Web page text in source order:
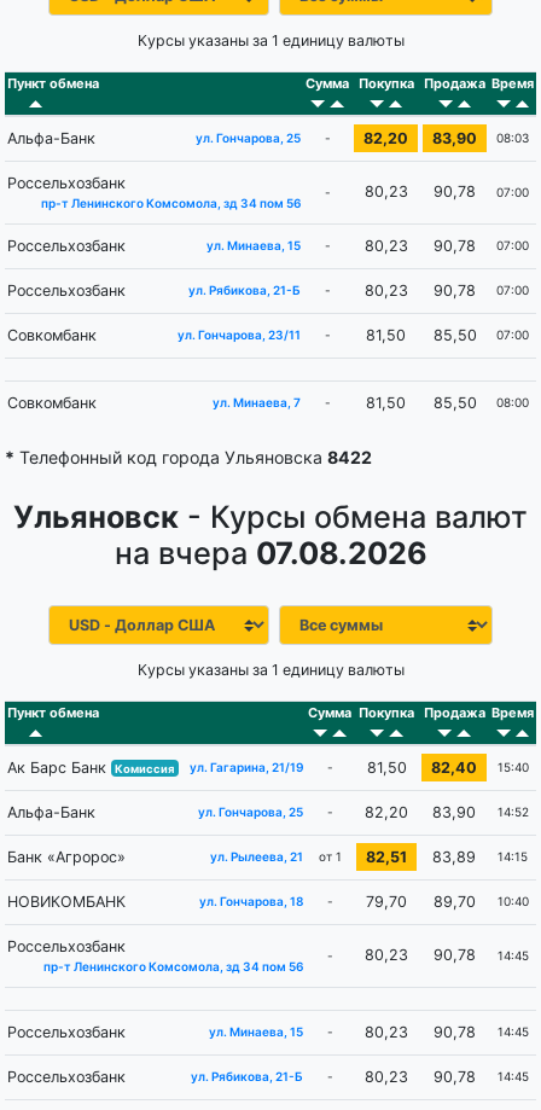
Курсы указаны за 1 единицу валюты
Пункт обмена Сумма Покупка Продажа Время
Альфа-Банк ул. Гончарова, 25 - 82,20 83,90 08:03
Россельхозбанк
пр-т Ленинского Комсомола, зд 34 пом 56
- 80,23 90,78 07:00
Россельхозбанк ул. Минаева, 15 - 80,23 90,78 07:00
Россельхозбанк ул. Рябикова, 21-Б - 80,23 90,78 07:00
Совкомбанк ул. Гончарова, 23/11 - 81,50 85,50 07:00
Совкомбанк ул. Минаева, 7 - 81,50 85,50 08:00
* Телефонный код города Ульяновска 8422
Ульяновск - Курсы обмена валют
на вчера 07.08.2026
Курсы указаны за 1 единицу валюты
Пункт обмена Сумма Покупка Продажа Время
Ак Барс Банк Комиссия ул. Гагарина, 21/19 - 81,50 82,40 15:40
Альфа-Банк ул. Гончарова, 25 - 82,20 83,90 14:52
Банк «Агророс» ул. Рылеева, 21 от 1 82,51 83,89 14:15
НОВИКОМБАНК ул. Гончарова, 18 - 79,70 89,70 10:40
Россельхозбанк
пр-т Ленинского Комсомола, зд 34 пом 56
- 80,23 90,78 14:45
Россельхозбанк ул. Минаева, 15 - 80,23 90,78 14:45
Россельхозбанк ул. Рябикова, 21-Б - 80,23 90,78 14:45